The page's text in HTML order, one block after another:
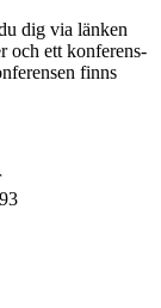
dig via länken
och ett konferens-
finns